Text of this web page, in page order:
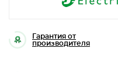
Гарантия от
производителя